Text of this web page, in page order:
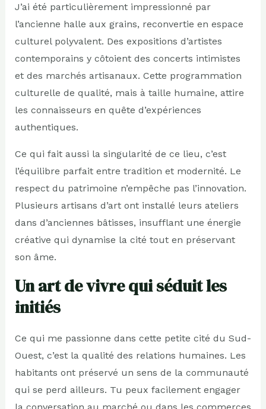
J’ai été particulièrement impressionné par
l’ancienne halle aux grains, reconvertie en espace
culturel polyvalent. Des expositions d’artistes
contemporains y côtoient des concerts intimistes
et des marchés artisanaux. Cette programmation
culturelle de qualité, mais à taille humaine, attire
les connaisseurs en quête d’expériences
authentiques.
Ce qui fait aussi la singularité de ce lieu, c’est
l’équilibre parfait entre tradition et modernité. Le
respect du patrimoine n’empêche pas l’innovation.
Plusieurs artisans d’art ont installé leurs ateliers
dans d’anciennes bâtisses, insufflant une énergie
créative qui dynamise la cité tout en préservant
son âme.
Un art de vivre qui séduit les
initiés
Ce qui me passionne dans cette petite cité du Sud-
Ouest, c’est la qualité des relations humaines. Les
habitants ont préservé un sens de la communauté
qui se perd ailleurs. Tu peux facilement engager
la conversation au marché ou dans les commerces